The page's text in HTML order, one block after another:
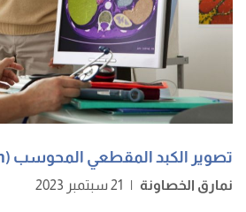
تصوير الكبد المقطعي المحوسب (Liver CT-Scan)
نمارق الخصاونة | 21 سبتمبر 2023